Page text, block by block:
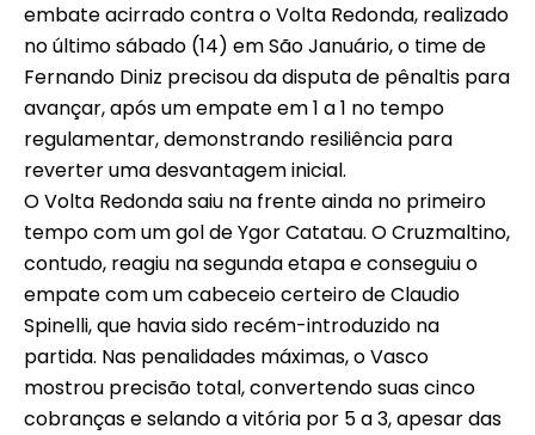
embate acirrado contra o Volta Redonda, realizado
no último sábado (14) em São Januário, o time de
Fernando Diniz precisou da disputa de pênaltis para
avançar, após um empate em 1 a 1 no tempo
regulamentar, demonstrando resiliência para
reverter uma desvantagem inicial.
O Volta Redonda saiu na frente ainda no primeiro
tempo com um gol de Ygor Catatau. O Cruzmaltino,
contudo, reagiu na segunda etapa e conseguiu o
empate com um cabeceio certeiro de Claudio
Spinelli, que havia sido recém-introduzido na
partida. Nas penalidades máximas, o Vasco
mostrou precisão total, convertendo suas cinco
cobranças e selando a vitória por 5 a 3, apesar das